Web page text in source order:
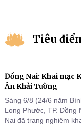
Tiêu
Đồng Nai: Khai mạc
Ân Khải Tường
Sáng 6/8 (24/6 năm
Long Phước, TP. Đồng
Nai đã trang nghiêm